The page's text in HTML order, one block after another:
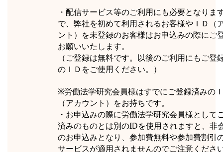
・配信サービス等のご利用にも必要となりま
で、弊社を初めて利用されるお客様やＩＤ（
ント）を未登録のお客様はお申込みの際にご
お願いいたします。
（ご登録は無料です。以後のご利用にもご登
のＩＤをご使用ください。）
※労働法学研究会員様はすでにご登録済みの
（アカウント）をお持ちです。
・お申込みの際に労働法学研究会員様として
済みのものとは別のIDを使用されますと、非
のお申込みとなり、参加費無料や参加費割引
サービスが適用されませんのでご注意くださ